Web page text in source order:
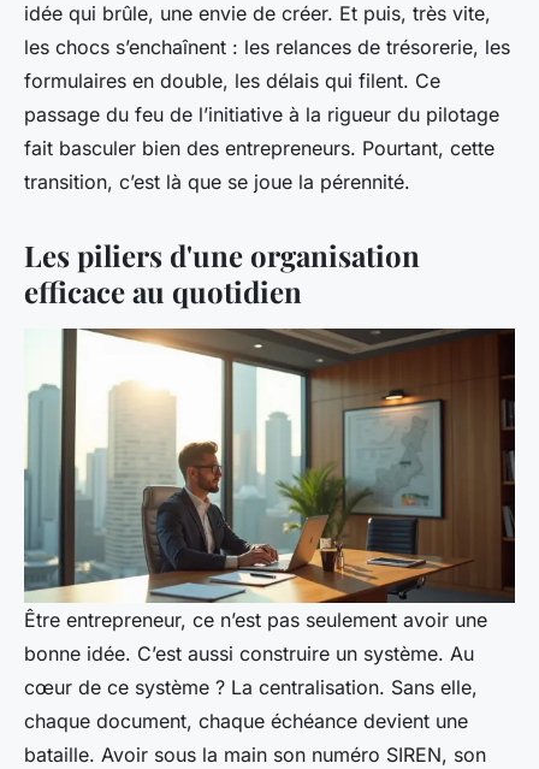
idée qui brûle, une envie de créer. Et puis, très vite,
les chocs s’enchaînent : les relances de trésorerie, les
formulaires en double, les délais qui filent. Ce
passage du feu de l’initiative à la rigueur du pilotage
fait basculer bien des entrepreneurs. Pourtant, cette
transition, c’est là que se joue la pérennité.
Les piliers d'une organisation
efficace au quotidien
Être entrepreneur, ce n’est pas seulement avoir une
bonne idée. C’est aussi construire un système. Au
cœur de ce système ? La centralisation. Sans elle,
chaque document, chaque échéance devient une
bataille. Avoir sous la main son numéro SIREN, son